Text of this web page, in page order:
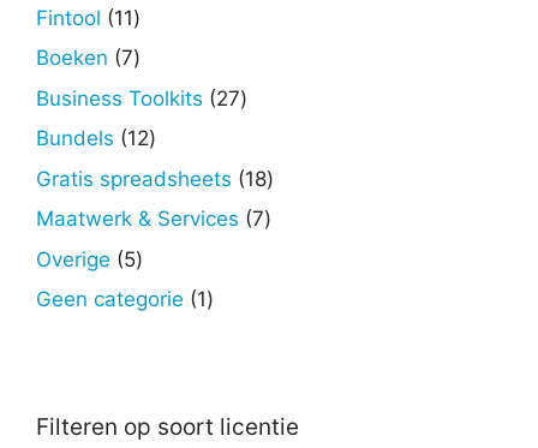
Fintool 1111
producten
Boeken 77
producten
Business Toolkits 2727
Bundels 1212
producten
Gratis spreadsheets 1818
producten
Maatwerk & Services 77
Overige 55
producten
Geen categorie 11
Filteren op soort licentie